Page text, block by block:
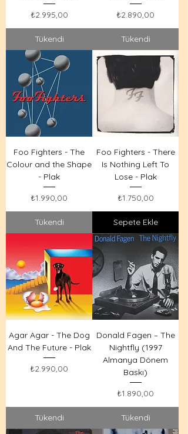
Fiyat
₺2.995,00
Tükendi
Fiyat
₺2.890,00
Tükendi
Foo Fighters - The
Colour and the Shape
- Plak
Fiyat
₺1.990,00
Tükendi
Foo Fighters - There
Is Nothing Left To
Lose - Plak
Fiyat
₺1.750,00
Sepete Ekle
Agar Agar - The Dog
And The Future - Plak
Fiyat
₺2.990,00
Tükendi
Donald Fagen – The
Nightfly (1997
Almanya Dönem
Baskı)
Fiyat
₺1.890,00
Tükendi